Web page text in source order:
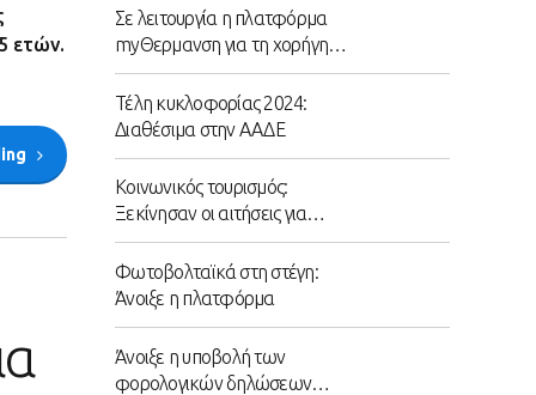
ετών.
ηλικίας 25-45 ετών
Σε λειτουργία η πλατφόρμα
myΘερμανση για τη χορήγηση
του επιδόματος θέρμανσης
Τέλη κυκλοφορίας 2024:
Διαθέσιμα στην ΑΑΔΕ
Κοινωνικός τουρισμός:
Ξεκίνησαν οι αιτήσεις για
300.000 επιταγές
Φωτοβολταϊκά στη στέγη:
Άνοιξε η πλατφόρμα
Άνοιξε η υποβολή των
φορολογικών δηλώσεων